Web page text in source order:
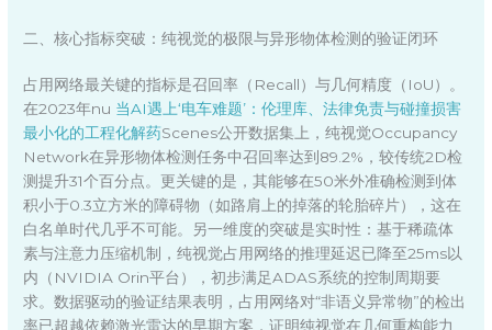
二、核心指标突破：纯视觉的极限与异形物体检测的验证闭环
占用网络最关键的指标是召回率（Recall）与几何精度（IoU）。
在2023年nu 当AI遇上‘电车难题’：伦理库、法律免责与碰撞损害
最小化的工程化解药Scenes公开数据集上，纯视觉Occupancy
Network在异形物体检测任务中召回率达到89.2%，较传统2D检
测提升31个百分点。更关键的是，其能够在50米外准确检测到体
积小于0.3立方米的障碍物（如路肩上的掉落的轮胎碎片），这在
白名单时代几乎不可能。另一维度的突破是实时性：基于稀疏体
素与注意力压缩机制，纯视觉占用网络的推理延迟已降至25ms以
内（NVIDIA Orin平台），初步满足ADAS系统的控制周期要
求。数据驱动的验证结果表明，占用网络对“非语义异常物”的检出
率已超越依赖激光雷达的早期方案，证明纯视觉在几何重构能力